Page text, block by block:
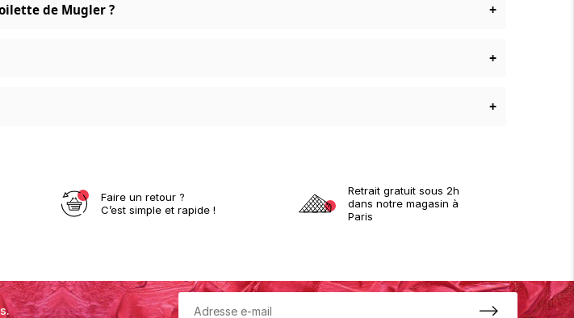
de Mugler ? +
+
+
Faire un retour ?
C’est simple et rapide !
Retrait gratuit sous 2h
dans notre magasin à
Paris